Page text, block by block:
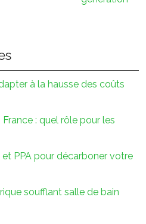
à la hausse des coûts
: quel rôle pour les
PPA pour décarboner votre
soufflant salle de bain